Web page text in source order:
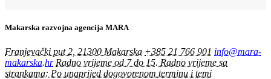
Makarska razvojna agencija MARA
Franjevački put 2, 21300 Makarska +385 21 766 901 info@mara-
makarska.hr Radno vrijeme od 7 do 15. Radno vrijeme sa
strankama: Po unaprijed dogovorenom terminu i temi